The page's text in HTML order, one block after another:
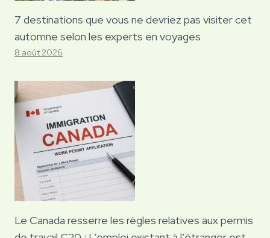
7 destinations que vous ne devriez pas visiter cet
automne selon les experts en voyages
8 août 2026
Le Canada resserre les règles relatives aux permis